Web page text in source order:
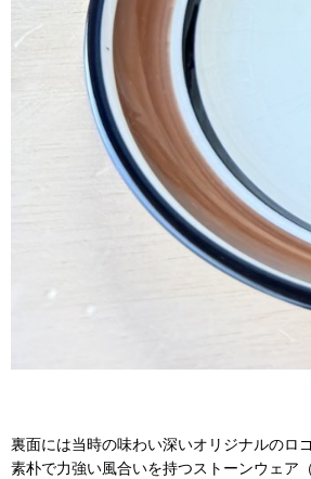
裏面には当時の味わい深いオリジナルのロ
素朴で力強い風合いを持つストーンウェア